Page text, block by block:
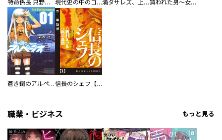
特命係長 只野仁ファイナル 愛蔵版 現代史の中のゴルゴ13 満タサレズ、止メラレズ 買われた男～女性限定快感セラピスト～【描き下ろしおまけ付き特装版】
蒼き鋼のアルペジオ 信長のシェフ【単話版】
職業・ビジネス もっと見る